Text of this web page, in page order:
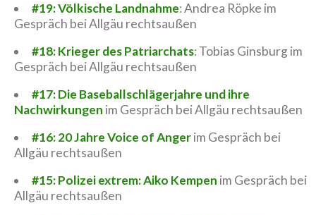
#19: Völkische Landnahme: Andrea Röpke im
Gespräch bei Allgäu rechtsaußen
#18: Krieger des Patriarchats: Tobias Ginsburg im
Gespräch bei Allgäu rechtsaußen
#17: Die Baseballschlägerjahre und ihre
Nachwirkungen im Gespräch bei Allgäu rechtsaußen
#16: 20 Jahre Voice of Angerim Gespräch bei
Allgäu rechtsaußen
#15: Polizei extrem: Aiko Kempen im Gespräch bei
Allgäu rechtsaußen